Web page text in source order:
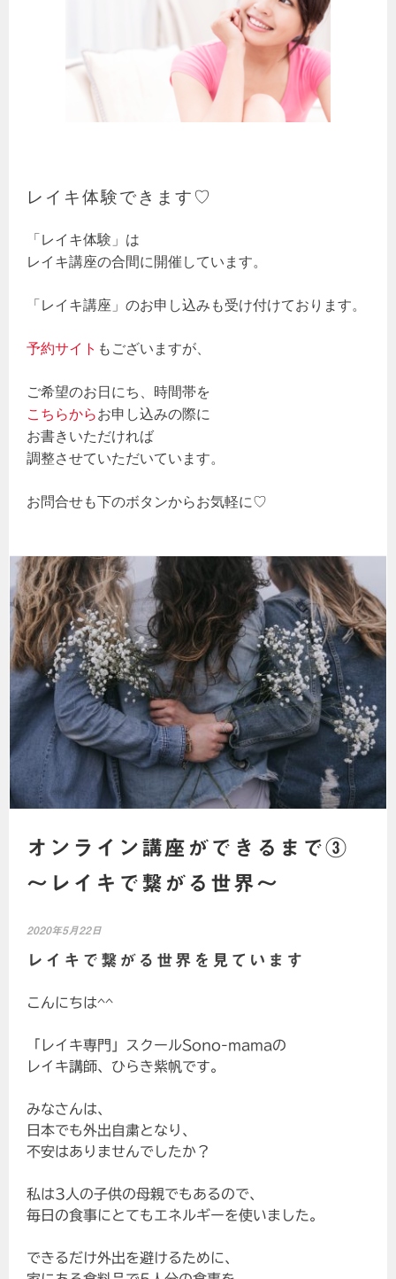
レイキ体験できます♡
「レイキ体験」は
レイキ講座の合間に開催しています。
「レイキ講座」のお申し込みも受け付けております。
予約サイト もございますが、
ご希望のお日にち、時間帯を
こちらからお申し込みの際に
お書きいただければ
調整させていただいています。
お問合せも下のボタンからお気軽に♡
オンライン講座ができるまで③
～レイキで繋がる世界～
2020年5月22日
レイキで繋がる世界を見ています
こんにちは^^
「レイキ専門」スクールSono-mamaの
レイキ講師、ひらき紫帆です。
みなさんは、
日本でも外出自粛となり、
不安はありませんでしたか？
私は3人の子供の母親でもあるので、
毎日の食事にとてもエネルギーを使いました。
できるだけ外出を避けるために、